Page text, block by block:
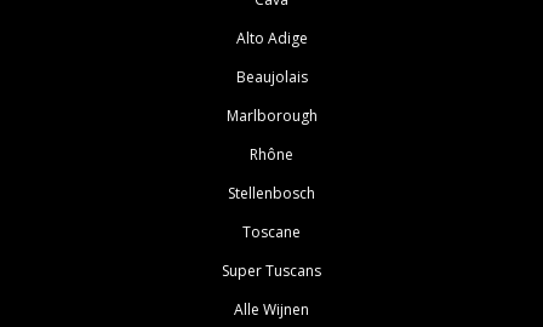
Alto Adige
Beaujolais
Marlborough
Rhône
Stellenbosch
Toscane
Super Tuscans
Alle Wijnen